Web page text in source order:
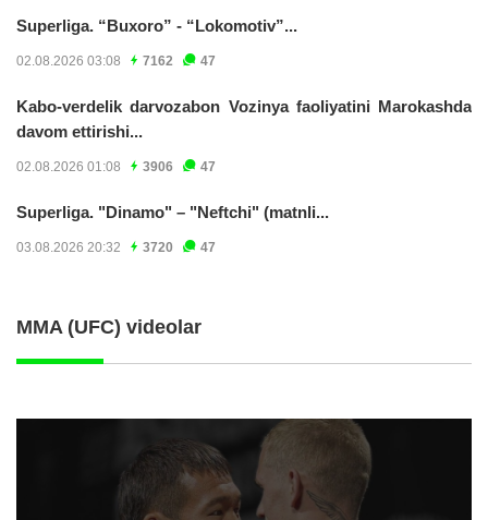
Superliga. “Buxoro” - “Lokomotiv”...
02.08.2026 03:08 7162 47
Kabo-verdelik darvozabon Vozinya faoliyatini Marokashda
davom ettirishi...
02.08.2026 01:08 3906 47
Superliga. "Dinamo" – "Neftchi" (matnli...
03.08.2026 20:32 3720 47
MMA (UFC) videolar